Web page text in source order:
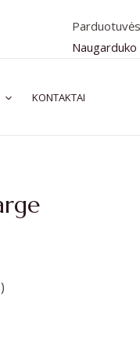
Naugarduko
KONTAKTAI